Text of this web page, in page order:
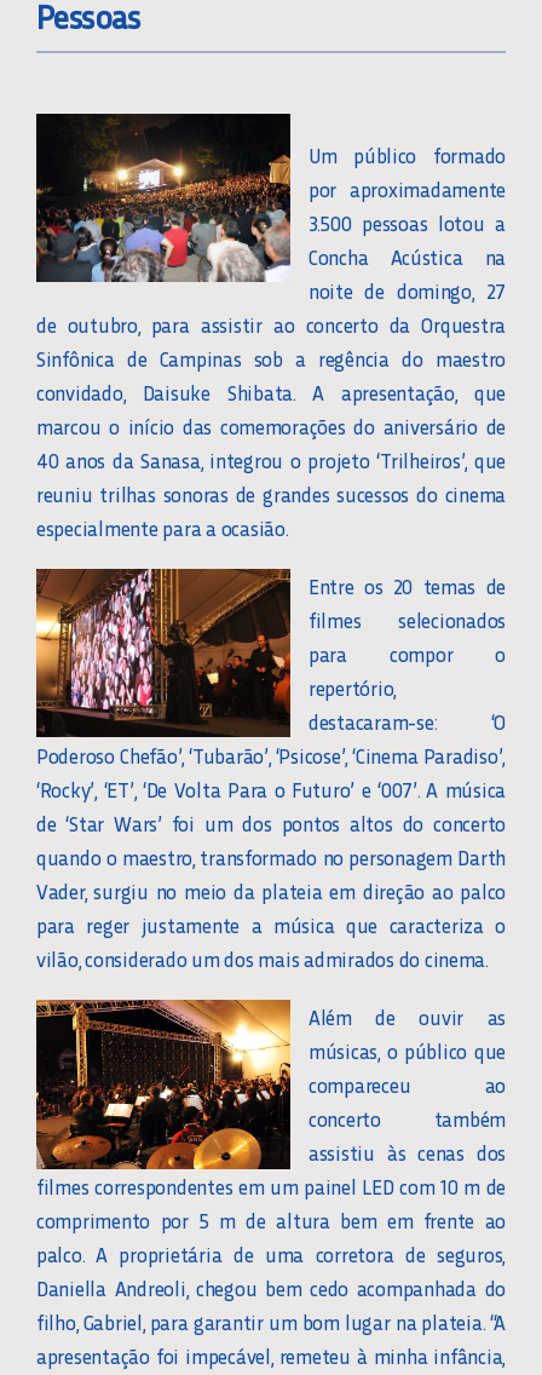
Pessoas
Um público formado
por aproximadamente
3.500 pessoas lotou a
Concha Acústica na
noite de domingo, 27
de outubro, para assistir ao concerto da Orquestra
Sinfônica de Campinas sob a regência do maestro
convidado, Daisuke Shibata. A apresentação, que
marcou o início das comemorações do aniversário de
40 anos da Sanasa, integrou o projeto ‘Trilheiros’, que
reuniu trilhas sonoras de grandes sucessos do cinema
especialmente para a ocasião.
Entre os 20 temas de
filmes selecionados
para compor o
repertório,
destacaram-se: ‘O
Poderoso Chefão’, ‘Tubarão’, ‘Psicose’, ‘Cinema Paradiso’,
‘Rocky’, ‘ET’, ‘De Volta Para o Futuro’ e ‘007’. A música
de ‘Star Wars’ foi um dos pontos altos do concerto
quando o maestro, transformado no personagem Darth
Vader, surgiu no meio da plateia em direção ao palco
para reger justamente a música que caracteriza o
vilão, considerado um dos mais admirados do cinema.
Além de ouvir as
músicas, o público que
compareceu ao
concerto também
assistiu às cenas dos
filmes correspondentes em um painel LED com 10 m de
comprimento por 5 m de altura bem em frente ao
palco. A proprietária de uma corretora de seguros,
Daniella Andreoli, chegou bem cedo acompanhada do
filho, Gabriel, para garantir um bom lugar na plateia. “A
apresentação foi impecável, remeteu à minha infância,